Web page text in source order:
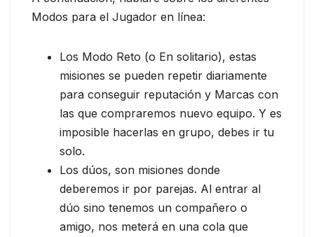
Modos para el Jugador en línea:
Los Modo Reto (o En solitario), estas
misiones se pueden repetir diariamente
para conseguir reputación y Marcas con
las que compraremos nuevo equipo. Y es
imposible hacerlas en grupo, debes ir tu
solo.
Los dúos, son misiones donde
deberemos ir por parejas. Al entrar al
dúo sino tenemos un compañero o
amigo, nos meterá en una cola que